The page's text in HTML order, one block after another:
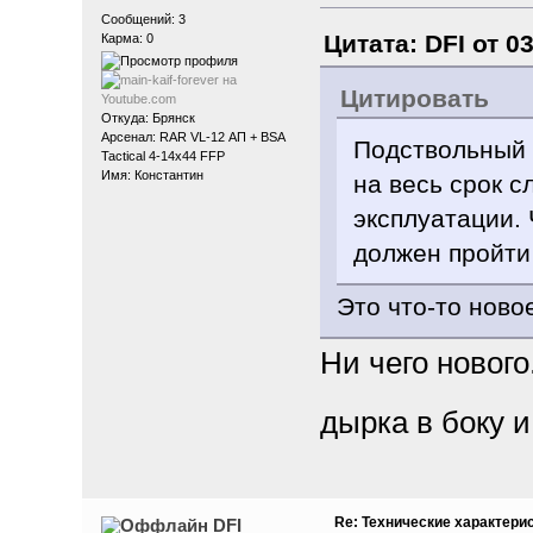
Сообщений: 3
Карма: 0
Откуда: Брянск
Арсенал: RAR VL-12 АП + BSA
Tactical 4-14x44 FFP
Имя: Константин
Цитата: DFI от
Цитировать
Подствольный
на весь срок
эксплуатации.
должен пройти
Это что-то
Ни чего
дырка в боку
DFI Re: Технические